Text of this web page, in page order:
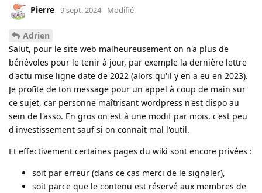
Pierre 9 sept. 2024 Modifié
Adrien
Salut, pour le site web malheureusement on n'a plus de
bénévoles pour le tenir à jour, par exemple la dernière lettre
d'actu mise ligne date de 2022 (alors qu'il y en a eu en 2023).
Je profite de ton message pour un appel à coup de main sur
ce sujet, car personne maîtrisant wordpress n'est dispo au
sein de l'asso. En gros on est à une modif par mois, c'est peu
d'investissement sauf si on connaît mal l'outil.
Et effectivement certaines pages du wiki sont encore privées :
soit par erreur (dans ce cas merci de le signaler),
soit parce que le contenu est réservé aux membres de